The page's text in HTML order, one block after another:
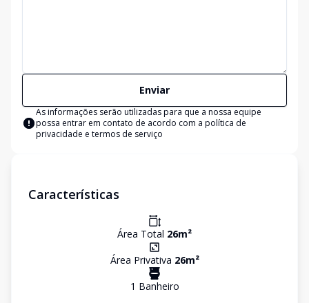
Enviar
As informações serão utilizadas para que a nossa equipe
possa entrar em contato de acordo com a política de
privacidade e termos de serviço
Características
Área Total 26m²
Área Privativa 26m²
1 Banheiro